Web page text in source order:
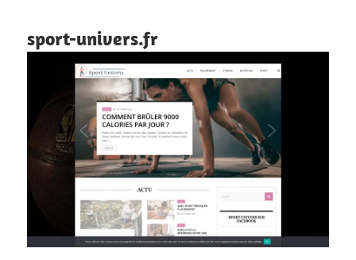
sport-univers.fr